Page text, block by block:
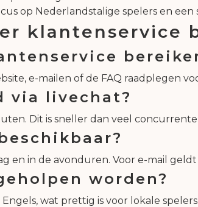
op Nederlandstalige spelers en
klantenservice
e-mailen of de FAQ raadplegen
via livechat?
Dit is sneller dan veel
en in de avonduren. Voor e-mail
worden?
wat prettig is voor lokale spelers.